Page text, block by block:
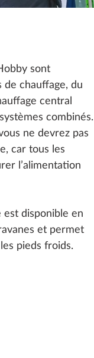
sont
de chauffage, du
central
combinés.
ne devrez pas
car tous les
l’alimentation
est disponible en
et permet
pieds froids.